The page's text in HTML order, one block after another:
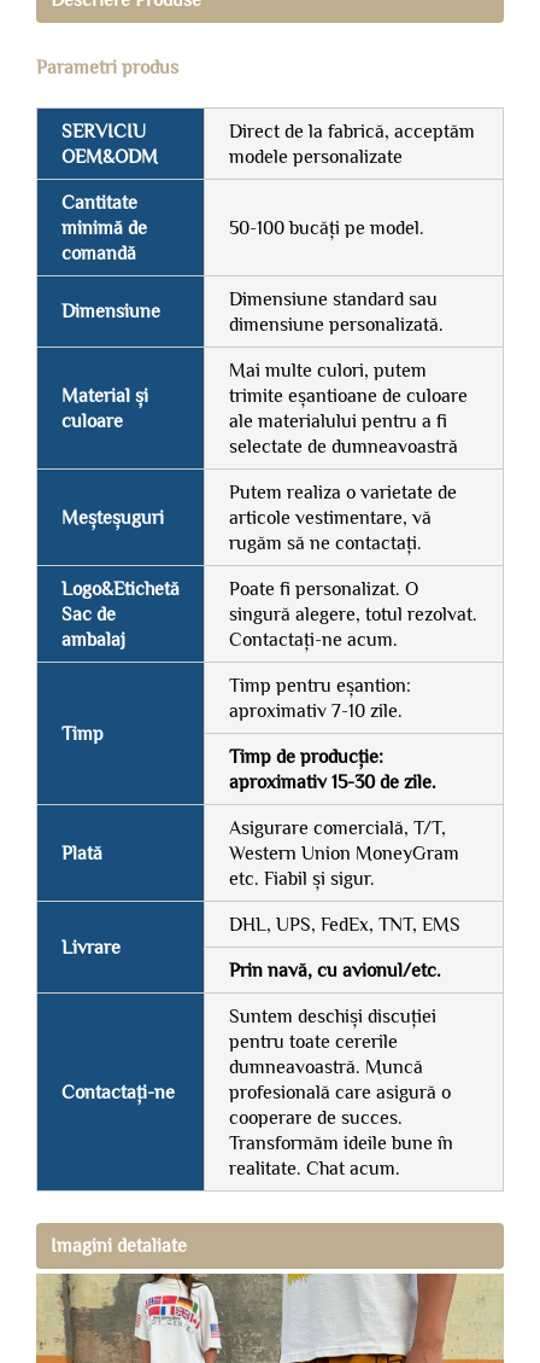
Parametri produs
SERVICIU
OEM&ODM
Direct de la fabrică, acceptăm
modele personalizate
Cantitate
minimă de
comandă
50-100 bucăți pe model.
Dimensiune
Dimensiune standard sau
dimensiune personalizată.
Material și
culoare
Mai multe culori, putem
trimite eșantioane de culoare
ale materialului pentru a fi
selectate de dumneavoastră
Meșteșuguri
Putem realiza o varietate de
articole vestimentare, vă
rugăm să ne contactați.
Logo&Etichetă
Sac de
ambalaj
Poate fi personalizat. O
singură alegere, totul rezolvat.
Contactați-ne acum.
Timp
Timp pentru eșantion:
aproximativ 7-10 zile.
Timp de producție:
aproximativ 15-30 de zile.
Plată
Asigurare comercială, T/T,
Western Union MoneyGram
etc. Fiabil și sigur.
Livrare
DHL, UPS, FedEx, TNT, EMS
Prin navă, cu avionul/etc.
Contactați-ne
Suntem deschiși discuției
pentru toate cererile
dumneavoastră. Muncă
profesională care asigură o
cooperare de succes.
Transformăm ideile bune în
realitate. Chat acum.
Imagini detaliate